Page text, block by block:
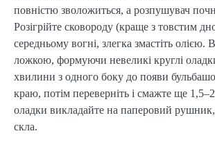
повністю зволожиться, а розпушувач
Розігрійте сковороду (краще з товстим
середньому вогні, злегка змастіть олією.
ложкою, формуючи невеликі круглі
хвилини з одного боку до появи
краю, потім переверніть і смажте ще
оладки викладайте на паперовий
скла.